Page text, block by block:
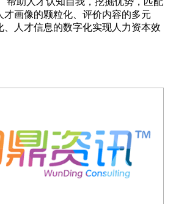
才画像的颗粒化、评价内容的多元
、人才信息的数字化实现人力资本效